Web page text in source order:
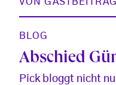
BLOG
Abschied
Pick bloggt nicht